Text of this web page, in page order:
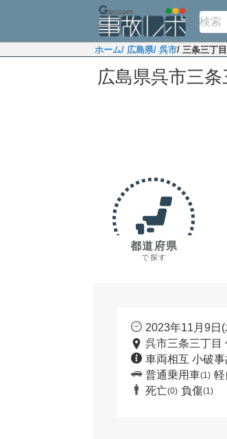
ホーム/ 広島県/ 呉市/ 三条三丁
広島県呉市三
都道府県
で探す
2023年11月9日
呉市三条三丁目
車両相互 小破事
普通乗用車(1) 軽
死亡(0) 負傷(1)